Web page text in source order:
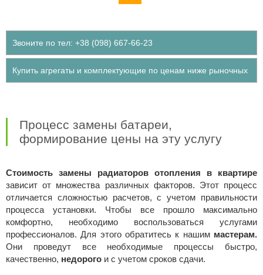
Звоните по тел: +38 (098) 667-66-23
Купить агрегаты и комплектующие по ценам ниже рыночных
Процесс замены батареи,
формирование цены на эту услугу
Стоимость замены радиаторов отопления в квартире
зависит от множества различных факторов. Этот процесс
отличается сложностью расчетов, с учетом правильности
процесса установки. Чтобы все прошло максимально
комфортно, необходимо воспользоваться услугами
профессионалов. Для этого обратитесь к нашим мастерам.
Они проведут все необходимые процессы быстро,
качественно, недорого и с учетом сроков сдачи.